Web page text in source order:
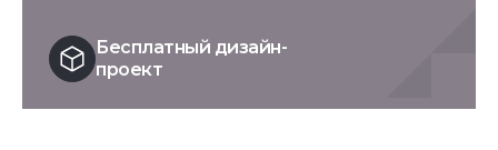
Бесплатный дизайн-
проект